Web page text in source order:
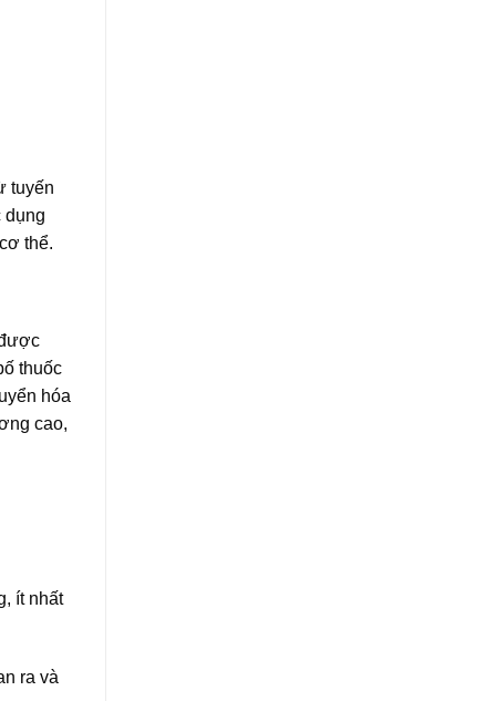
tuyến
dụng
thể.
thuốc
hóa
cao,
ít nhất
ra và